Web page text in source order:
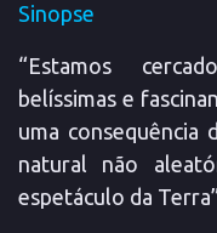
Sinopse
“Estamos
belíssimas e
uma consequência
natural não
espetáculo da